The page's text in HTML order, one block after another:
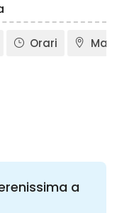
Orari
a